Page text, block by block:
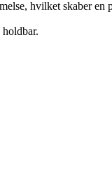
hvilket skaber en